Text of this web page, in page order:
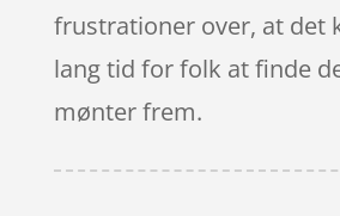
frustrationer over, at det
lang tid for folk at finde
mønter frem.